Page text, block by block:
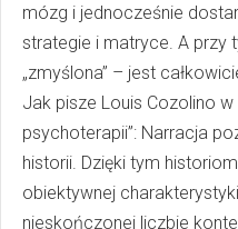
mózg i jednocześnie
strategie i matryce. A przy
„zmyślona” – jest
Jak pisze Louis Cozolino
psychoterapii”: Narracja
historii. Dzięki tym
obiektywnej
nieskończonej liczbie